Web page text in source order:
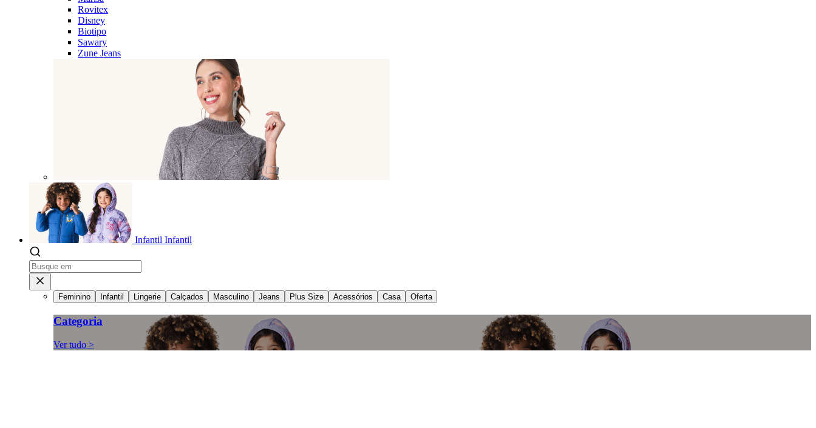
Rovitex
Disney
Biotipo
Sawary
Zune Jeans
Infantil Infantil
Feminino Infantil Lingerie Calçados Masculino Jeans Plus Size Acessórios Casa Oferta
Categoria
Ver tudo >